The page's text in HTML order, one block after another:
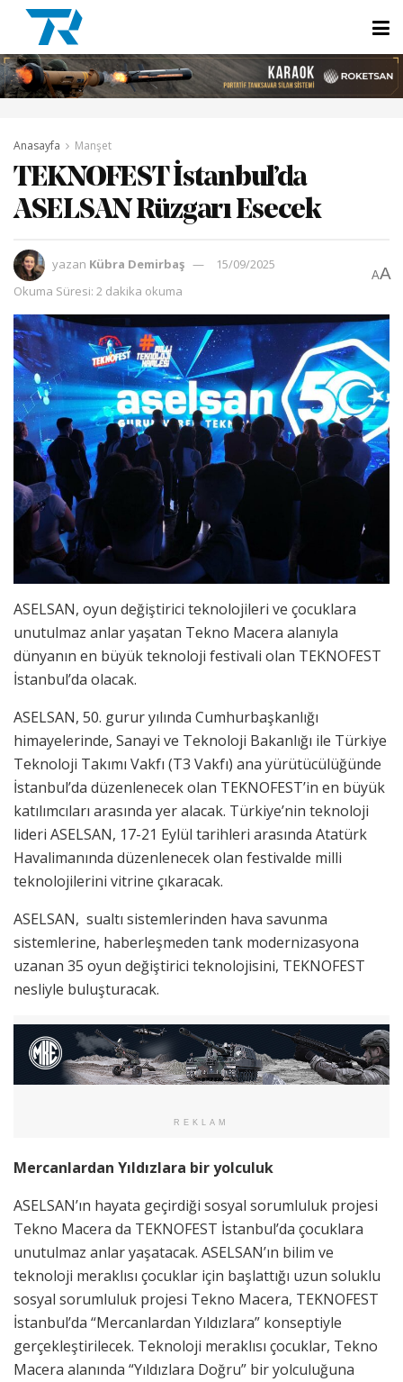
Anasayfa Manşet
TEKNOFEST İstanbul’da
ASELSAN Rüzgarı Esecek
yazan Kübra Demirbaş
15/09/2025
Okuma Süresi: 2 dakika okuma
AA
ASELSAN, oyun değiştirici teknolojileri ve çocuklara
unutulmaz anlar yaşatan Tekno Macera alanıyla
dünyanın en büyük teknoloji festivali olan TEKNOFEST
İstanbul’da olacak.
ASELSAN, 50. gurur yılında Cumhurbaşkanlığı
himayelerinde, Sanayi ve Teknoloji Bakanlığı ile Türkiye
Teknoloji Takımı Vakfı (T3 Vakfı) ana yürütücülüğünde
İstanbul’da düzenlenecek olan TEKNOFEST’in en büyük
katılımcıları arasında yer alacak. Türkiye’nin teknoloji
lideri ASELSAN, 17-21 Eylül tarihleri arasında Atatürk
Havalimanında düzenlenecek olan festivalde milli
teknolojilerini vitrine çıkaracak.
ASELSAN, sualtı sistemlerinden hava savunma
sistemlerine, haberleşmeden tank modernizasyona
uzanan 35 oyun değiştirici teknolojisini, TEKNOFEST
nesliyle buluşturacak.
REKLAM
Mercanlardan Yıldızlara bir yolculuk
ASELSAN’ın hayata geçirdiği sosyal sorumluluk projesi
Tekno Macera da TEKNOFEST İstanbul’da çocuklara
unutulmaz anlar yaşatacak. ASELSAN’ın bilim ve
teknoloji meraklısı çocuklar için başlattığı uzun soluklu
sosyal sorumluluk projesi Tekno Macera, TEKNOFEST
İstanbul’da “Mercanlardan Yıldızlara” konseptiyle
gerçekleştirilecek. Teknoloji meraklısı çocuklar, Tekno
Macera alanında “Yıldızlara Doğru” bir yolculuğuna